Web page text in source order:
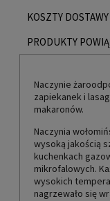
KOSZTY DOSTAWY
CENA NIE
PRODUKTY
Naczynie
zapiekanek i
makaronów.
Naczynia
wysoką jakością
kuchenkach
mikrofalowych.
wysokich
nagrzewało się